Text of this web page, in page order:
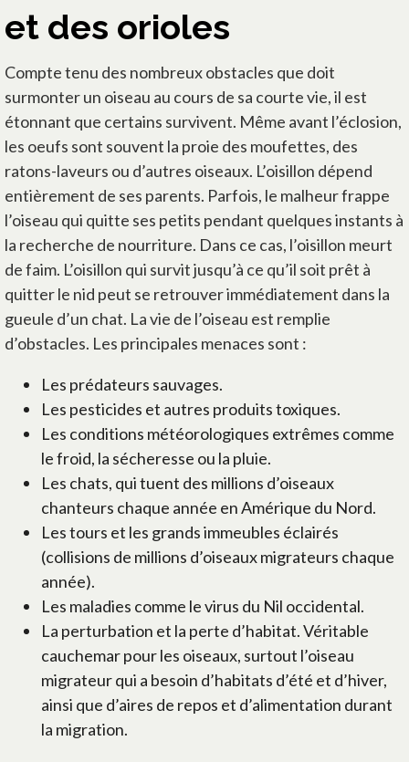
et des orioles
Compte tenu des nombreux obstacles que doit
surmonter un oiseau au cours de sa courte vie, il est
étonnant que certains survivent. Même avant l’éclosion,
les oeufs sont souvent la proie des moufettes, des
ratons-laveurs ou d’autres oiseaux. L’oisillon dépend
entièrement de ses parents. Parfois, le malheur frappe
l’oiseau qui quitte ses petits pendant quelques instants à
la recherche de nourriture. Dans ce cas, l’oisillon meurt
de faim. L’oisillon qui survit jusqu’à ce qu’il soit prêt à
quitter le nid peut se retrouver immédiatement dans la
gueule d’un chat. La vie de l’oiseau est remplie
d’obstacles. Les principales menaces sont :
Les prédateurs sauvages.
Les pesticides et autres produits toxiques.
Les conditions météorologiques extrêmes comme
le froid, la sécheresse ou la pluie.
Les chats, qui tuent des millions d’oiseaux
chanteurs chaque année en Amérique du Nord.
Les tours et les grands immeubles éclairés
(collisions de millions d’oiseaux migrateurs chaque
année).
Les maladies comme le virus du Nil occidental.
La perturbation et la perte d’habitat. Véritable
cauchemar pour les oiseaux, surtout l’oiseau
migrateur qui a besoin d’habitats d’été et d’hiver,
ainsi que d’aires de repos et d’alimentation durant
la migration.